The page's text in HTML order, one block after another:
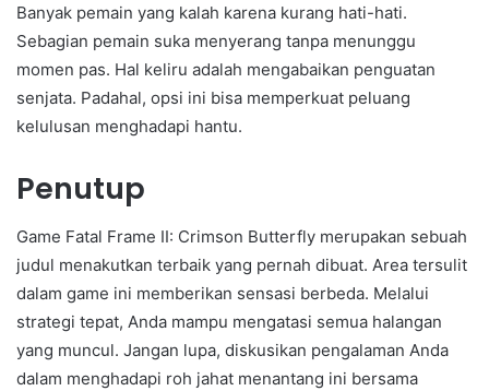
Banyak pemain yang kalah karena kurang hati-hati.
Sebagian pemain suka menyerang tanpa menunggu
momen pas. Hal keliru adalah mengabaikan penguatan
senjata. Padahal, opsi ini bisa memperkuat peluang
kelulusan menghadapi hantu.
Penutup
Game Fatal Frame II: Crimson Butterfly merupakan sebuah
judul menakutkan terbaik yang pernah dibuat. Area tersulit
dalam game ini memberikan sensasi berbeda. Melalui
strategi tepat, Anda mampu mengatasi semua halangan
yang muncul. Jangan lupa, diskusikan pengalaman Anda
dalam menghadapi roh jahat menantang ini bersama